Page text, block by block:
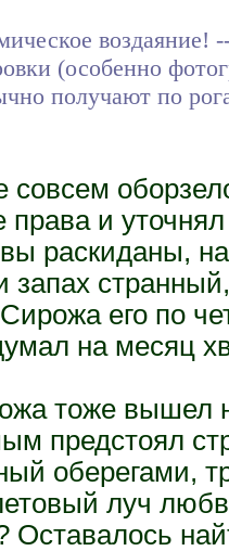
(особенно
получают по
совсем
права и
раскиданы,
запах
его по
на месяц
тоже вышел
предстоял
оберегами,
луч
Оставалось